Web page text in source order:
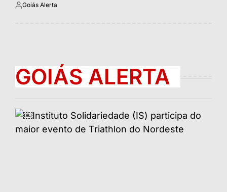
Postado
Goiás Alerta
GOIÁS ALERTA